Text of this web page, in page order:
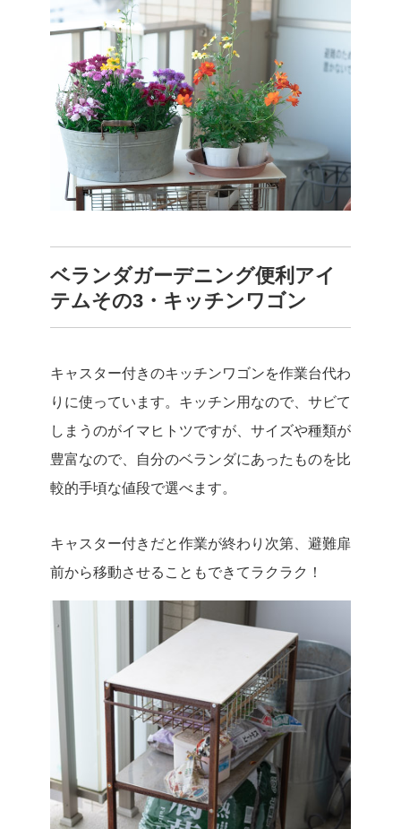
ベランダガーデニング便利アイ
テムその3・キッチンワゴン
キャスター付きのキッチンワゴンを作業台代わ
りに使っています。キッチン用なので、サビて
しまうのがイマヒトツですが、サイズや種類が
豊富なので、自分のベランダにあったものを比
較的手頃な値段で選べます。
キャスター付きだと作業が終わり次第、避難扉
前から移動させることもできてラクラク！